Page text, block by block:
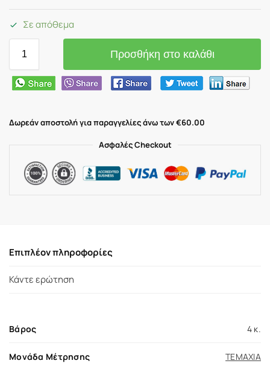
Σε απόθεμα
Προσθήκη στο καλάθι
Δωρεάν αποστολή για παραγγελίες άνω των €60.00
Ασφαλές Checkout
Επιπλέον πληροφορίες
Κάντε ερώτηση
Βάρος 4 κ.
Μονάδα Μέτρησης ΤΕΜΑΧΙΑ